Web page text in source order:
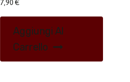
7,90 €
Aggiungi Al
Carrello